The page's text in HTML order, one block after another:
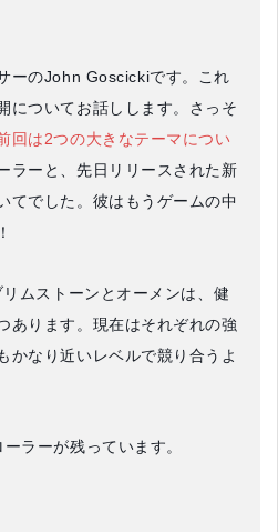
ーのJohn Goscickiです。これ
についてお話しします。さっそ
回は2つの大きなテーマについ
ラーと、先日リリースされた新
てでした。彼はもうゲームの中
ムストーンとオーメンは、健
あります。現在はそれぞれの強
かなり近いレベルで競り合うよ
ラーが残っています。